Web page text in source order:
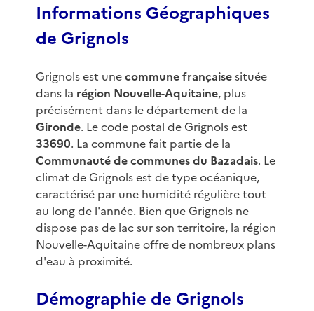
Informations Géographiques
de Grignols
Grignols est unecommune françaisesituée
dans la région Nouvelle-Aquitaine, plus
précisément dans le département de la
Gironde. Le code postal de Grignols est
33690. La commune fait partie de la
Communauté de communes du Bazadais. Le
climat de Grignols est de type océanique,
caractérisé par une humidité régulière tout
au long de l'année. Bien que Grignols ne
dispose pas de lac sur son territoire, la région
Nouvelle-Aquitaine offre de nombreux plans
d'eau à proximité.
Démographie de Grignols